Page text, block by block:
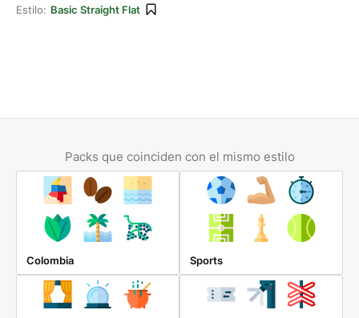
Estilo: Basic Straight Flat
Packs que coinciden con el mismo estilo
Colombia Sports